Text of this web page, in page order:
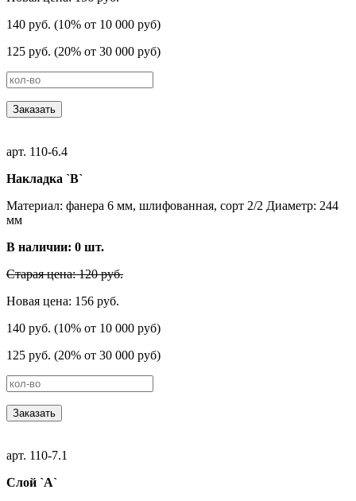
140 руб. (10% от 10 000 руб)
125 руб. (20% от 30 000 руб)
Заказать
арт. 110-6.4
Накладка `В`
Материал: фанера 6 мм, шлифованная, сорт 2/2 Диаметр: 244
мм
В наличии: 0 шт.
Старая цена: 120 руб.
Новая цена: 156 руб.
140 руб. (10% от 10 000 руб)
125 руб. (20% от 30 000 руб)
Заказать
арт. 110-7.1
Слой `А`